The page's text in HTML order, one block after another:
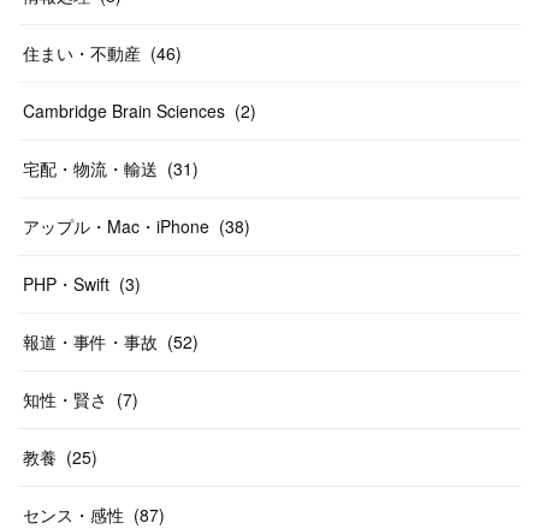
住まい・不動産 (46)
Cambridge Brain Sciences (2)
宅配・物流・輸送 (31)
アップル・Mac・iPhone (38)
PHP・Swift (3)
報道・事件・事故 (52)
知性・賢さ (7)
教養 (25)
センス・感性 (87)